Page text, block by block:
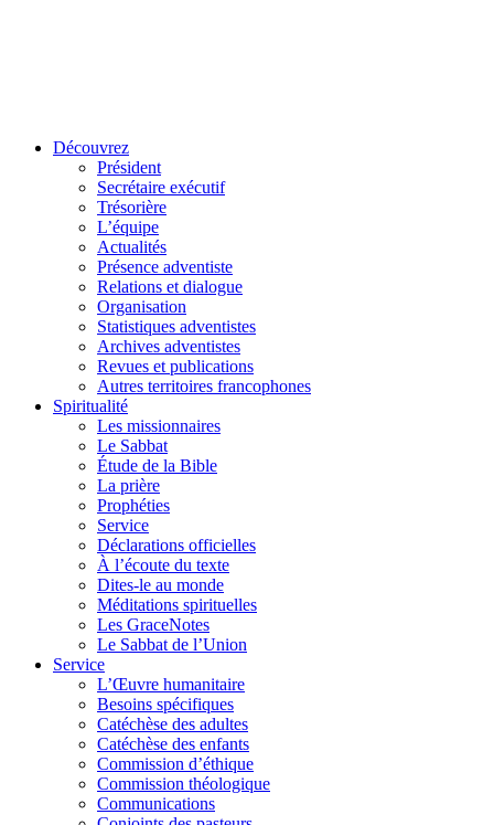
Découvrez
Président
Secrétaire exécutif
Trésorière
L’équipe
Actualités
Présence adventiste
Relations et dialogue
Organisation
Statistiques adventistes
Archives adventistes
Revues et publications
Autres territoires francophones
Spiritualité
Les missionnaires
Le Sabbat
Étude de la Bible
La prière
Prophéties
Service
Déclarations officielles
À l’écoute du texte
Dites-le au monde
Méditations spirituelles
Les GraceNotes
Le Sabbat de l’Union
Service
L’Œuvre humanitaire
Besoins spécifiques
Catéchèse des adultes
Catéchèse des enfants
Commission d’éthique
Commission théologique
Communications